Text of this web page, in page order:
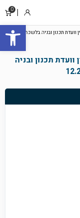
פתח
0
סל
התחבר
תכנון ובניה בלשכת עורכי
תכנון ובניה